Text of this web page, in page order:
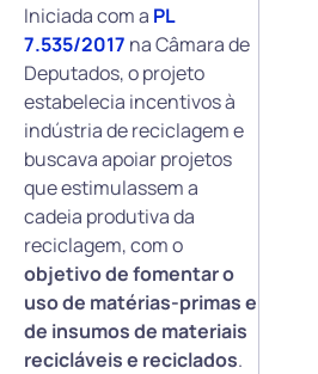
Iniciada com a PL
7.535/2017 na Câmara de
Deputados, o projeto
estabelecia incentivos à
indústria de reciclagem e
buscava apoiar projetos
que estimulassem a
cadeia produtiva da
reciclagem, com o
objetivo de fomentar o
uso de matérias-primas e
de insumos de materiais
recicláveis e reciclados.